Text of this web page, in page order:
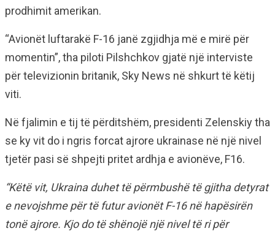
prodhimit amerikan.
“Avionët luftarakë F-16 janë zgjidhja më e mirë për
momentin”, tha piloti Pilshchkov gjatë një interviste
për televizionin britanik, Sky News në shkurt të këtij
viti.
Në fjalimin e tij të përditshëm, presidenti Zelenskiy tha
se ky vit do i ngris forcat ajrore ukrainase në një nivel
tjetër pasi së shpejti pritet ardhja e avionëve, F16.
“Këtë vit, Ukraina duhet të përmbushë të gjitha detyrat
e nevojshme për të futur avionët F-16 në hapësirën
tonë ajrore. Kjo do të shënojë një nivel të ri për